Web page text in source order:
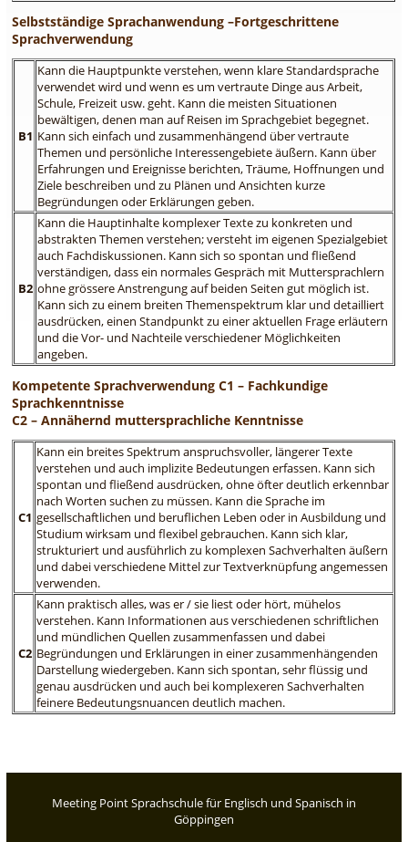
Selbstständige Sprachanwendung –Fortgeschrittene
Sprachverwendung
B1
Kann die Hauptpunkte verstehen, wenn klare Standardsprache
verwendet wird und wenn es um vertraute Dinge aus Arbeit,
Schule, Freizeit usw. geht. Kann die meisten Situationen
bewältigen, denen man auf Reisen im Sprachgebiet begegnet.
Kann sich einfach und zusammenhängend über vertraute
Themen und persönliche Interessengebiete äußern. Kann über
Erfahrungen und Ereignisse berichten, Träume, Hoffnungen und
Ziele beschreiben und zu Plänen und Ansichten kurze
Begründungen oder Erklärungen geben.
B2
Kann die Hauptinhalte komplexer Texte zu konkreten und
abstrakten Themen verstehen; versteht im eigenen Spezialgebiet
auch Fachdiskussionen. Kann sich so spontan und fließend
verständigen, dass ein normales Gespräch mit Muttersprachlern
ohne grössere Anstrengung auf beiden Seiten gut möglich ist.
Kann sich zu einem breiten Themenspektrum klar und detailliert
ausdrücken, einen Standpunkt zu einer aktuellen Frage erläutern
und die Vor- und Nachteile verschiedener Möglichkeiten
angeben.
Kompetente Sprachverwendung C1 – Fachkundige
Sprachkenntnisse
C2 – Annähernd muttersprachliche Kenntnisse
C1
Kann ein breites Spektrum anspruchsvoller, längerer Texte
verstehen und auch implizite Bedeutungen erfassen. Kann sich
spontan und fließend ausdrücken, ohne öfter deutlich erkennbar
nach Worten suchen zu müssen. Kann die Sprache im
gesellschaftlichen und beruflichen Leben oder in Ausbildung und
Studium wirksam und flexibel gebrauchen. Kann sich klar,
strukturiert und ausführlich zu komplexen Sachverhalten äußern
und dabei verschiedene Mittel zur Textverknüpfung angemessen
verwenden.
C2
Kann praktisch alles, was er / sie liest oder hört, mühelos
verstehen. Kann Informationen aus verschiedenen schriftlichen
und mündlichen Quellen zusammenfassen und dabei
Begründungen und Erklärungen in einer zusammenhängenden
Darstellung wiedergeben. Kann sich spontan, sehr flüssig und
genau ausdrücken und auch bei komplexeren Sachverhalten
feinere Bedeutungsnuancen deutlich machen.
Meeting Point Sprachschule für Englisch und Spanisch in
Göppingen